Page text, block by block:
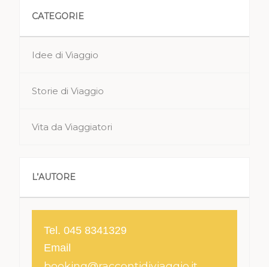
CATEGORIE
Idee di Viaggio
Storie di Viaggio
Vita da Viaggiatori
L’AUTORE
Tel. 045 8341329
Email